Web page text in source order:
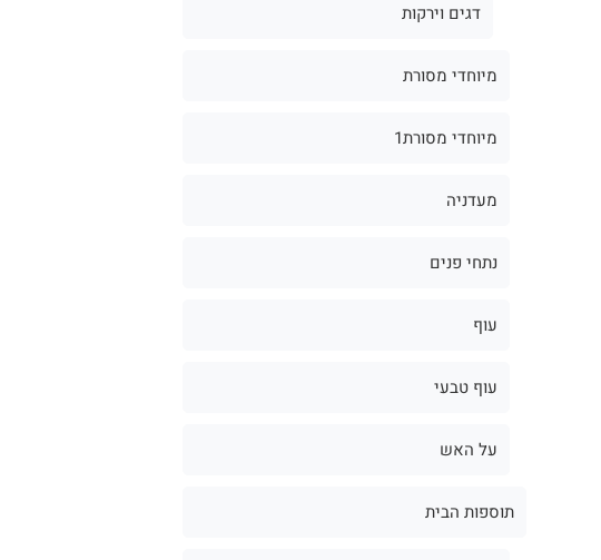
דגים וירקות
מיוחדי מסורת
מיוחדי מסורת1
מעדניה
נתחי פנים
עוף
עוף טבעי
על האש
תוספות הבית